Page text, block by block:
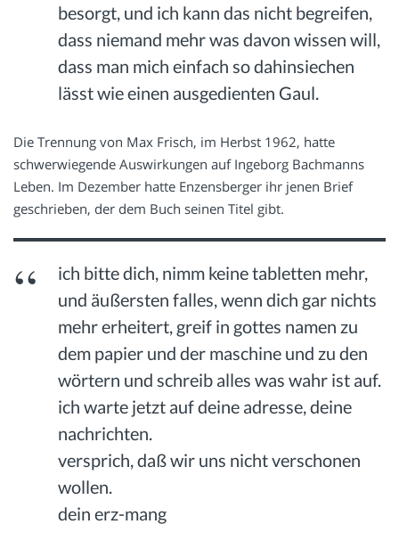
besorgt, und ich kann das nicht begreifen,
dass niemand mehr was davon wissen will,
dass man mich einfach so dahinsiechen
lässt wie einen ausgedienten Gaul.
Die Trennung von Max Frisch, im Herbst 1962, hatte
schwerwiegende Auswirkungen auf Ingeborg Bachmanns
Leben. Im Dezember hatte Enzensberger ihr jenen Brief
geschrieben, der dem Buch seinen Titel gibt.
ich bitte dich, nimm keine tabletten mehr,
und äußersten falles, wenn dich gar nichts
mehr erheitert, greif in gottes namen zu
dem papier und der maschine und zu den
wörtern und schreib alles was wahr ist auf.
ich warte jetzt auf deine adresse, deine
nachrichten.
versprich, daß wir uns nicht verschonen
wollen.
dein erz-mang